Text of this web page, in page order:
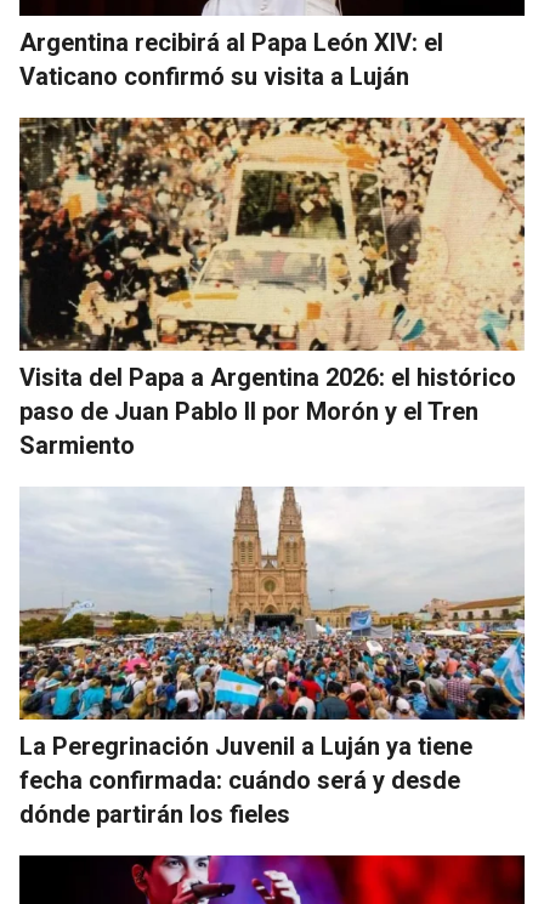
Argentina recibirá al Papa León XIV: el
Vaticano confirmó su visita a Luján
Visita del Papa a Argentina 2026: el histórico
paso de Juan Pablo II por Morón y el Tren
Sarmiento
La Peregrinación Juvenil a Luján ya tiene
fecha confirmada: cuándo será y desde
dónde partirán los fieles